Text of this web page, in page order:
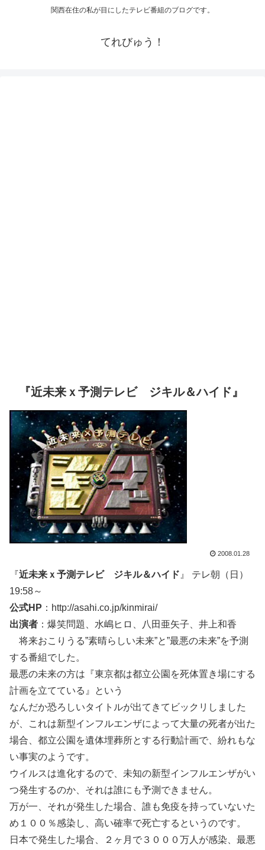
関西在住の私が目にしたテレビ番組のブログです。
てれびゅう！
『近未来ｘ予測テレビ ジキル＆ハイド』
2008.01.28
『近未来ｘ予測テレビ ジキル＆ハイド 』 テレ朝（日）
19:58～
公式HP ：http://asahi.co.jp/kinmirai/
出演者 ：爆笑問題、水嶋ヒロ、八田亜矢子、井上和香
将来おこりうる”素晴らしい未来”と”最悪の未来”を予測
する番組でした。
最悪の未来の方は『東京都は都立公園を死体置き場にする
計画を立てている』という
なんだか恐ろしいタイトルが出てきてビックリしました
が、これは新型インフルエンザによって大量の死者が出た
場合、都立公園を遺体埋葬所とする行動計画で、紛れもな
い事実のようです。
ウイルスは進化するので、未知の新型インフルエンザがい
つ発生するのか、それは誰にも予測できません。
万が一、それが発生した場合、誰も免疫を持っていないた
め１００％感染し、高い確率で死亡するというのです。
日本で発生した場合、２ヶ月で３０００万人が感染、最悪